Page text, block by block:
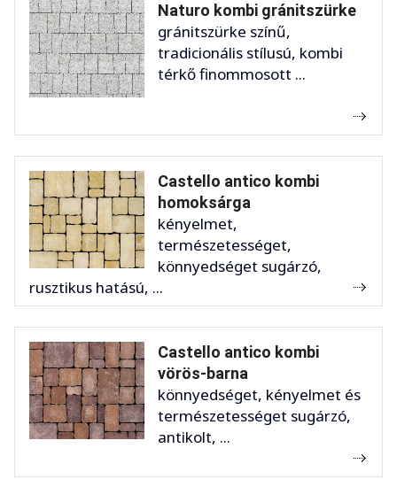
Naturo kombi gránitszürke
gránitszürke színű,
tradicionális stílusú, kombi
térkő finommosott ...
Castello antico kombi
homoksárga
kényelmet,
természetességet,
könnyedséget sugárzó,
rusztikus hatású, ...
Castello antico kombi
vörös-barna
könnyedséget, kényelmet és
természetességet sugárzó,
antikolt, ...